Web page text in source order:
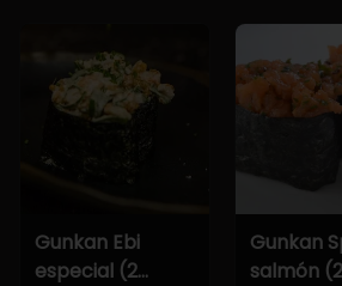
Gunkan Ebi
especial (2
Gunkan
salmón (2